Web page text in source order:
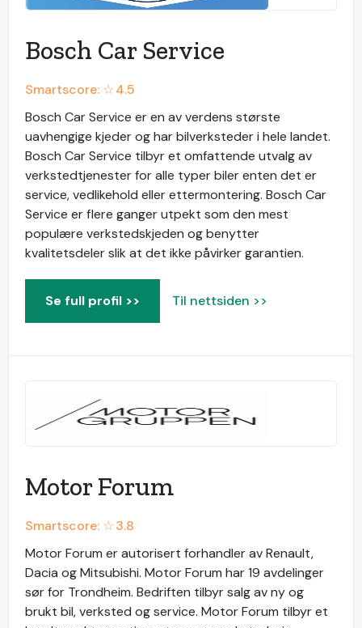
Bosch Car Service
Smartscore: ☆4.5
Bosch Car Service er en av verdens største
uavhengige kjeder og har bilverksteder i hele landet.
Bosch Car Service tilbyr et omfattende utvalg av
verkstedtjenester for alle typer biler enten det er
service, vedlikehold eller ettermontering. Bosch Car
Service er flere ganger utpekt som den mest
populære verkstedskjeden og benytter
kvalitetsdeler slik at det ikke påvirker garantien.
Se full profil >> Til nettsiden >>
Motor Forum
Smartscore: ☆3.8
Motor Forum er autorisert forhandler av Renault,
Dacia og Mitsubishi. Motor Forum har 19 avdelinger
sør for Trondheim. Bedriften tilbyr salg av ny og
brukt bil, verksted og service. Motor Forum tilbyr et